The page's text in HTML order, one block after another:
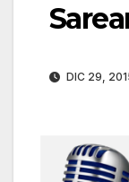
DIC 29,